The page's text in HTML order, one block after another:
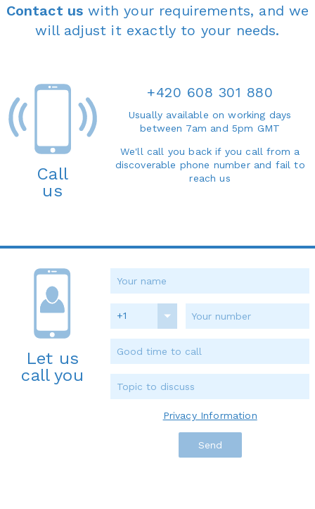
Contact us with your requirements, and we
will adjust it exactly to your needs.
Call
us
+420 608 301 880
Usually available on working days
between 7am and 5pm GMT
We'll call you back if you call from a
discoverable phone number and fail to
reach us
Let us
call you
+1
Privacy Information